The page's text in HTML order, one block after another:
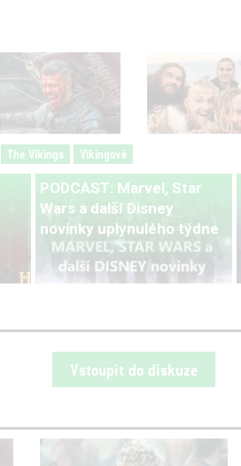
The Vikings Vikingové
PODCAST: Marvel, Star
Wars a další Disney
novinky uplynulého týdne
Vstoupit do diskuze